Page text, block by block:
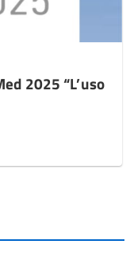
2025 “L’uso